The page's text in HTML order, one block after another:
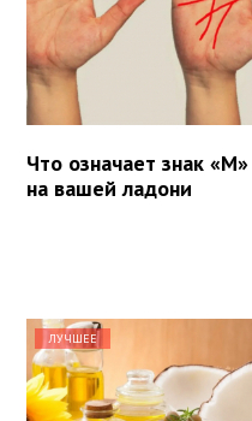
Что означает знак «М»
на вашей ладони
ЛУЧШЕЕ